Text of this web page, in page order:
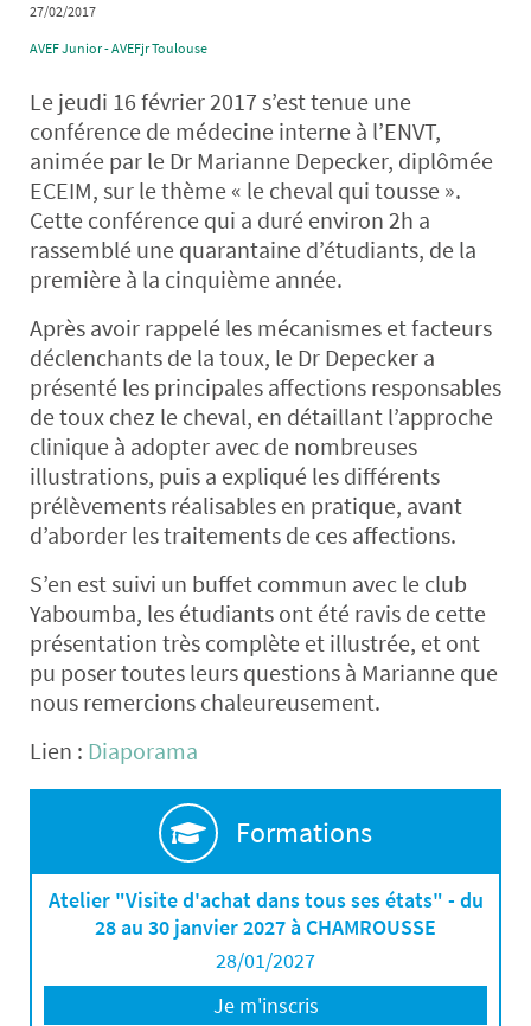
27/02/2017
AVEF Junior - AVEFjr Toulouse
Le jeudi 16 février 2017 s’est tenue une
conférence de médecine interne à l’ENVT,
animée par le Dr Marianne Depecker, diplômée
ECEIM, sur le thème « le cheval qui tousse ».
Cette conférence qui a duré environ 2h a
rassemblé une quarantaine d’étudiants, de la
première à la cinquième année.
Après avoir rappelé les mécanismes et facteurs
déclenchants de la toux, le Dr Depecker a
présenté les principales affections responsables
de toux chez le cheval, en détaillant l’approche
clinique à adopter avec de nombreuses
illustrations, puis a expliqué les différents
prélèvements réalisables en pratique, avant
d’aborder les traitements de ces affections.
S’en est suivi un buffet commun avec le club
Yaboumba, les étudiants ont été ravis de cette
présentation très complète et illustrée, et ont
pu poser toutes leurs questions à Marianne que
nous remercions chaleureusement.
Lien : Diaporama
Formations
Atelier "Visite d'achat dans tous ses états" - du
28 au 30 janvier 2027 à CHAMROUSSE
28/01/2027
Je m'inscris